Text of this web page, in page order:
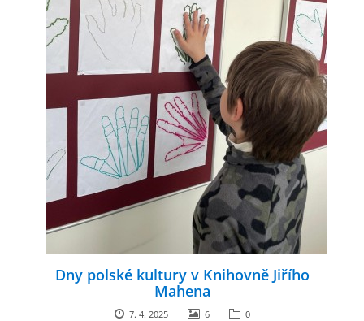
Dny polské kultury v Knihovně Jiřího
Mahena
7. 4. 2025 6 0